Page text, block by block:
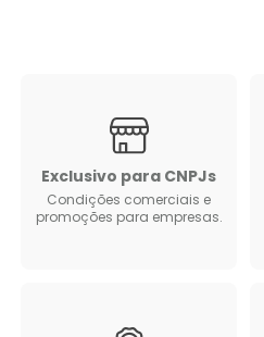
Exclusivo para CNPJs
Condições comerciais e
promoções para empresas.